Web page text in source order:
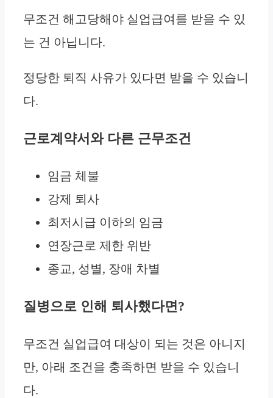
무조건 해고당해야 실업급여를 받을 수 있
는 건 아닙니다.
정당한 퇴직 사유가 있다면 받을 수 있습니
다.
근로계약서와 다른 근무조건
임금 체불
강제 퇴사
최저시급 이하의 임금
연장근로 제한 위반
종교, 성별, 장애 차별
질병으로 인해 퇴사했다면?
무조건 실업급여 대상이 되는 것은 아니지
만, 아래 조건을 충족하면 받을 수 있습니
다.